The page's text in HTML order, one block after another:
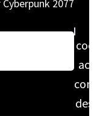
2077
des